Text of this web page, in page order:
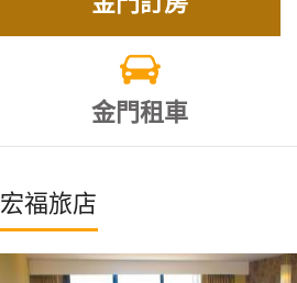
金門租車
宏福旅店